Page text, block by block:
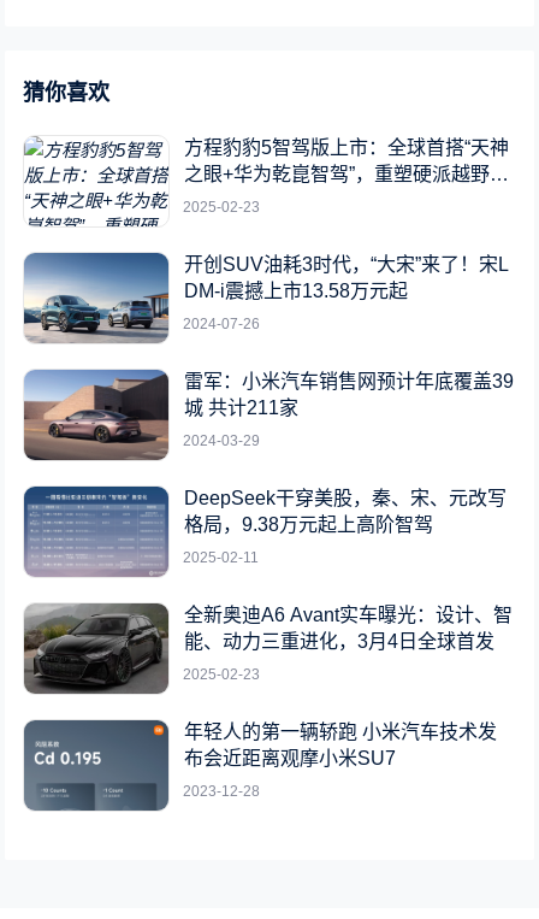
猜你喜欢
方程豹豹5智驾版上市：全球首搭“天神
之眼+华为乾崑智驾”，重塑硬派越野新
标杆
2025-02-23
开创SUV油耗3时代，“大宋”来了！宋L
DM-i震撼上市13.58万元起
2024-07-26
雷军：小米汽车销售网预计年底覆盖39
城 共计211家
2024-03-29
DeepSeek干穿美股，秦、宋、元改写
格局，9.38万元起上高阶智驾
2025-02-11
全新奥迪A6 Avant实车曝光：设计、智
能、动力三重进化，3月4日全球首发
2025-02-23
年轻人的第一辆轿跑 小米汽车技术发
布会近距离观摩小米SU7
2023-12-28